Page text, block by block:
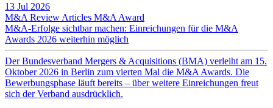
13 Jul 2026
M&A Review Articles M&A Award
M&A-Erfolge sichtbar machen: Einreichungen für die M&A
Awards 2026 weiterhin möglich
Der Bundesverband Mergers & Acquisitions (BMA) verleiht am 15.
Oktober 2026 in Berlin zum vierten Mal die M&A Awards. Die
Bewerbungsphase läuft bereits – über weitere Einreichungen freut
sich der Verband ausdrücklich.